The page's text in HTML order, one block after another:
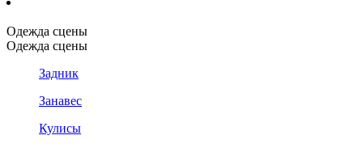
Одежда сцены
Одежда сцены
Задник
Занавес
Кулисы